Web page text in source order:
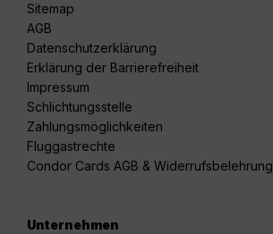
Sitemap
AGB
Datenschutzerklärung
Erklärung der Barrierefreiheit
Impressum
Schlichtungsstelle
Zahlungsmöglichkeiten
Fluggastrechte
Condor Cards AGB & Widerrufsbelehrung
Unternehmen